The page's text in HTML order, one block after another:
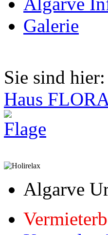
Galerie
Sie sind hier:
Haus
Algarve